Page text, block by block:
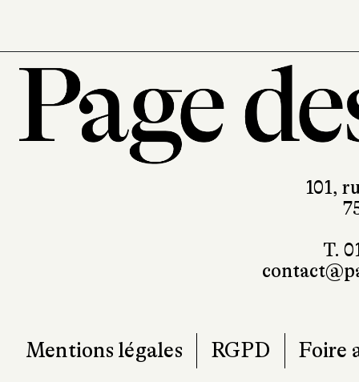
101,
T.
Mentions légales RGPD Foire